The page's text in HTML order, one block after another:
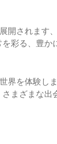
開されます
彩る、豊か
界を体験し
まざまな出